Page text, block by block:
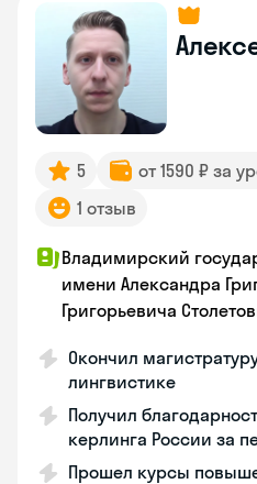
5 от 1590 ₽ за
1 отзыв
Владимирский
имени Александра
Григорьевича
Окончил
лингвистике
Получил
керлинга России за
Прошел курсы